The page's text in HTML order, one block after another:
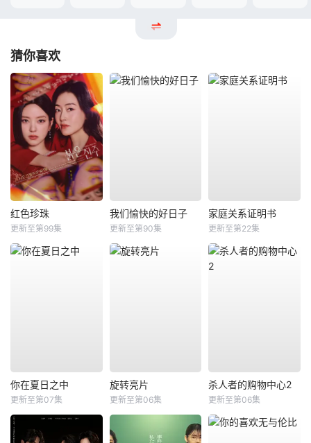
猜你喜欢
红色珍珠
更新至第99集
我们愉快的好日子
更新至第90集
家庭关系证明书
更新至第22集
你在夏日之中
更新至第07集
旋转亮片
更新至第06集
杀人者的购物中心2
更新至第06集